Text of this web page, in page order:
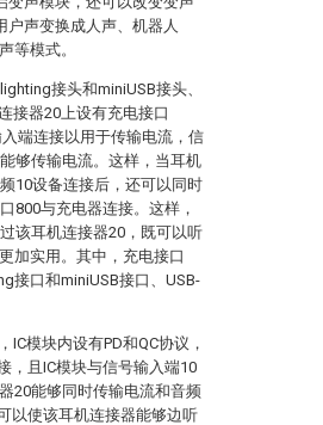
户声变换成人声、机器人
等模式。
接头和miniUSB接头、
接器20上设有充电接口
端连接以用于传输电流，信
够传输电流。这样，当耳机
10设备连接后，还可以同时
800与充电器连接。这样，
该耳机连接器20，既可以听
加实用。其中，充电接口
接口和miniUSB接口、USB-
IC模块内设有PD和QC协议，
，且IC模块与信号输入端10
20能够同时传输电流和音频
以使该耳机连接器能够边听